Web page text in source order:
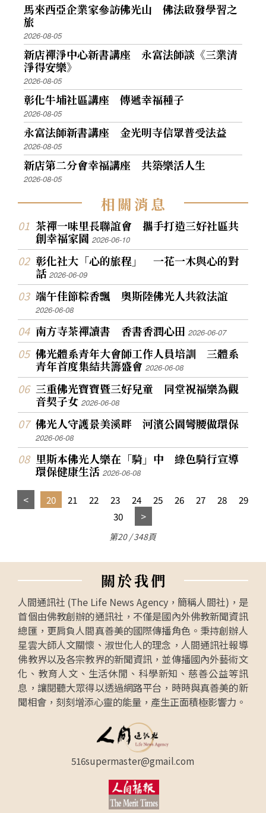
馬來西亞企業家參訪佛光山 佛法啟發學習之
旅
2026-08-05
新店禪淨中心新書講座 永富法師談《三業清
淨得安樂》
2026-08-05
彰化牛埔社區講座 傳遞幸福種子
2026-08-05
永富法師新書講座 金光明寺信眾普受法益
2026-08-05
新店第二分會幸福講座 共築樂活人生
2026-08-05
相關消息
茶禪一味里長聯誼會 攜手打造三好社區共
創幸福家園2026-06-10
彰化社大「心的旅程」 一花一木與心的對
話2026-06-09
端午佳節粽香飄 奧斯陸佛光人共敘法誼
2026-06-08
南方寺茶禪讀書 香書香潤心田2026-06-07
佛光體系青年大會師工作人員培訓 三體系
青年首度集結共籌盛會2026-06-08
三重佛光寶寶暨三好兒童 同堂祝福樂為觀
音契子女2026-06-08
佛光人守護景美溪畔 河濱公園彎腰做環保
2026-06-08
里斯本佛光人樂在「騎」中 綠色騎行宣導
環保健康生活2026-06-08
20 21 22 23 24 25 26 27 28
29
30
第20 / 348頁
關於我們
人間通訊社 (The Life News Agency，簡稱人間社)，是
首個由佛教創辦的通訊社，不僅是國內外佛教新聞資訊
總匯，更肩負人間真善美的國際傳播角色。秉持創辦人
星雲大師人文關懷、淑世化人的理念，人間通訊社報導
佛教界以及各宗教界的新聞資訊，並傳播國內外藝術文
化、教育人文、生活休閒、科學新知、慈善公益等訊
息，讓閱聽大眾得以透過網路平台，時時與真善美的新
聞相會，刻刻增添心靈的能量，產生正面積極影響力。
516supermaster@gmail.com